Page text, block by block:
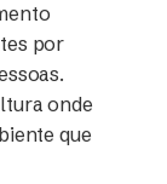
por
onde
que